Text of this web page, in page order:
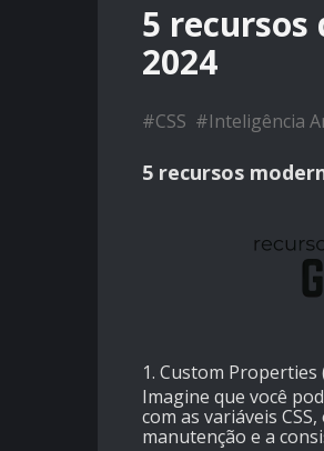
5 recursos
2024
#CSS #Inteligência
5 recursos
1. Custom Properties
Imagine que você
com as variáveis
manutenção e a